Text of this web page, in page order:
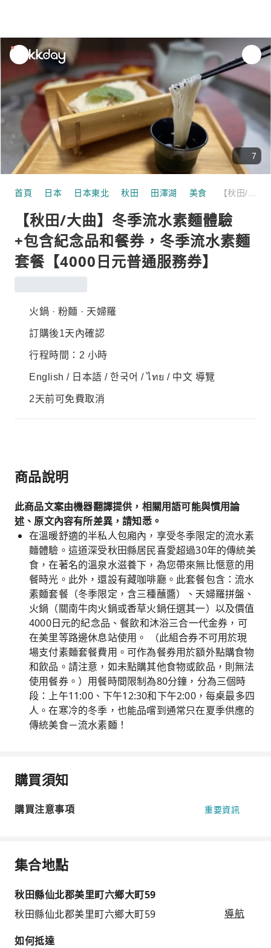
unread
notifications
7
首頁 日本 日本東北 秋田 田澤湖 美食
【秋田/大曲】冬季流水素麵體驗
+包含紀念品和餐券，冬季流水素麵
套餐【4000日元普通服務券】
火鍋 · 粉麵 · 天婦羅
訂購後1天內確認
行程時間：2 小時
English / 日本語 / 한국어 / ไทย / 中文 導覽
2天前可免費取消
商品說明
此商品文案由機器翻譯提供，相關用語可能與慣用論
述、原文內容有所差異，請知悉。
在溫暖舒適的半私人包廂內，享受冬季限定的流水素
麵體驗。這道深受秋田縣居民喜愛超過30年的傳統美
食，在著名的溫泉水滋養下，為您帶來無比愜意的用
餐時光。此外，還設有藏咖啡廳。此套餐包含：流水
素麵套餐（冬季限定，含三種蘸醬）、天婦羅拼盤、
火鍋（關南牛肉火鍋或香草火鍋任選其一）以及價值
4000日元的紀念品、餐飲和沐浴三合一代金券，可
在美里等路邊休息站使用。 （此組合券不可用於現
場支付素麵套餐費用。可作為餐券用於額外點購食物
和飲品。請注意，如未點購其他食物或飲品，則無法
使用餐券。）用餐時間限制為80分鐘，分為三個時
段：上午11:00、下午12:30和下午2:00，每桌最多四
人。在寒冷的冬季，也能品嚐到通常只在夏季供應的
傳統美食－流水素麵！
購買須知
購買注意事項 重要資訊
集合地點
秋田縣仙北郡美里町六鄉大町59
秋田縣仙北郡美里町六鄉大町59
導航
如何抵達